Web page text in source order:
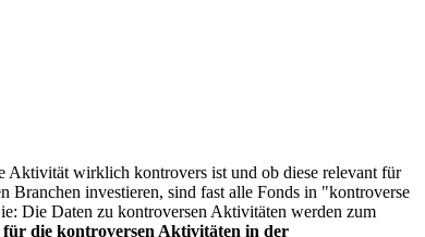
Aktivität wirklich kontrovers ist und ob diese relevant für
Branchen investieren, sind fast alle Fonds in "kontroverse
Die Daten zu kontroversen Aktivitäten werden zum
die kontroversen Aktivitäten in der